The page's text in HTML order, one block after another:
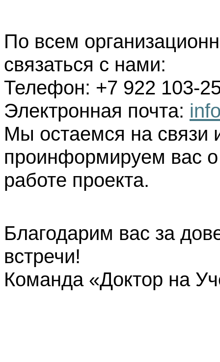
По всем
связаться с нами:
Телефон: +7 922 103-
Электронная почта:
Мы остаемся на связи
проинформируем вас
работе проекта.
Благодарим вас за
встречи!
Команда «Доктор на